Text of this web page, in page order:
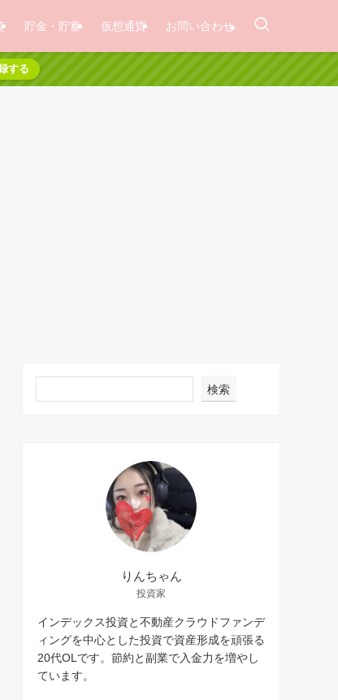
貯金・貯蓄 仮想通貨 お問い合わせ
する
検索
りんちゃん
投資家
インデックス投資と不動産クラウドファンデ
ィングを中心とした投資で資産形成を頑張る
20代OLです。節約と副業で入金力を増やし
ています。